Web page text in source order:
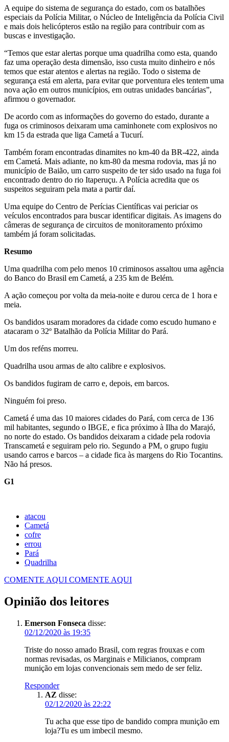
A equipe do sistema de segurança do estado, com os batalhões
especiais da Polícia Militar, o Núcleo de Inteligência da Polícia Civil
e mais dois helicópteros estão na região para contribuir com as
buscas e investigação.
“Temos que estar alertas porque uma quadrilha como esta, quando
faz uma operação desta dimensão, isso custa muito dinheiro e nós
temos que estar atentos e alertas na região. Todo o sistema de
segurança está em alerta, para evitar que porventura eles tentem uma
nova ação em outros municípios, em outras unidades bancárias”,
afirmou o governador.
De acordo com as informações do governo do estado, durante a
fuga os criminosos deixaram uma caminhonete com explosivos no
km 15 da estrada que liga Cametá a Tucurí.
Também foram encontradas dinamites no km-40 da BR-422, ainda
em Cametá. Mais adiante, no km-80 da mesma rodovia, mas já no
município de Baião, um carro suspeito de ter sido usado na fuga foi
encontrado dentro do rio Itaperuçu. A Polícia acredita que os
suspeitos seguiram pela mata a partir daí.
Uma equipe do Centro de Perícias Científicas vai periciar os
veículos encontrados para buscar identificar digitais. As imagens do
câmeras de segurança de circuitos de monitoramento próximo
também já foram solicitadas.
Resumo
Uma quadrilha com pelo menos 10 criminosos assaltou uma agência
do Banco do Brasil em Cametá, a 235 km de Belém.
A ação começou por volta da meia-noite e durou cerca de 1 hora e
meia.
Os bandidos usaram moradores da cidade como escudo humano e
atacaram o 32º Batalhão da Polícia Militar do Pará.
Um dos reféns morreu.
Quadrilha usou armas de alto calibre e explosivos.
Os bandidos fugiram de carro e, depois, em barcos.
Ninguém foi preso.
Cametá é uma das 10 maiores cidades do Pará, com cerca de 136
mil habitantes, segundo o IBGE, e fica próximo à Ilha do Marajó,
no norte do estado. Os bandidos deixaram a cidade pela rodovia
Transcametá e seguiram pelo rio. Segundo a PM, o grupo fugiu
usando carros e barcos – a cidade fica às margens do Rio Tocantins.
Não há presos.
G1
atacou
Cametá
cofre
errou
Pará
Quadrilha
COMENTE AQUI COMENTE AQUI
Opinião dos leitores
Emerson Fonseca disse:
02/12/2020 às 19:35
Triste do nosso amado Brasil, com regras frouxas e com
normas revisadas, os Marginais e Milicianos, compram
munição em lojas convencionais sem medo de ser feliz.
Responder
AZ disse:
02/12/2020 às 22:22
Tu acha que esse tipo de bandido compra munição em
loja?Tu es um imbecil mesmo.